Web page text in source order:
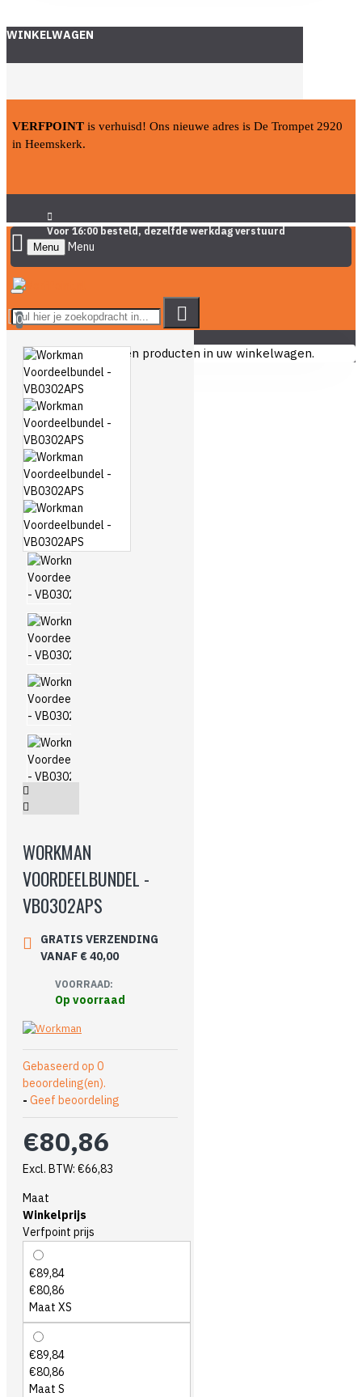
WINKELWAGEN
VERFPOINT is verhuisd! Ons nieuwe adres is De Trompet 2920
in Heemskerk.
Voor 16:00 besteld, dezelfde werkdag verstuurd
Menu
0
U heeft nog geen producten in uw winkelwagen.
WORKMAN
VOORDEELBUNDEL -
VB0302APS
GRATIS VERZENDING
VANAF € 40,00
VOORRAAD:
Op voorraad
Gebaseerd op 0
beoordeling(en).
- Geef beoordeling
€80,86
Excl. BTW: €66,83
Maat
Winkelprijs
Verfpoint prijs
€89,84
€80,86
Maat XS
€89,84
€80,86
Maat S